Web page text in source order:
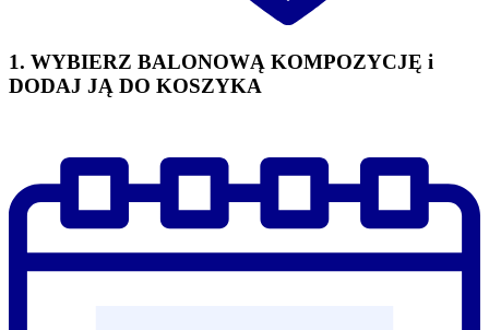
1. WYBIERZ BALONOWĄ KOMPOZYCJĘ i
DODAJ JĄ DO KOSZYKA